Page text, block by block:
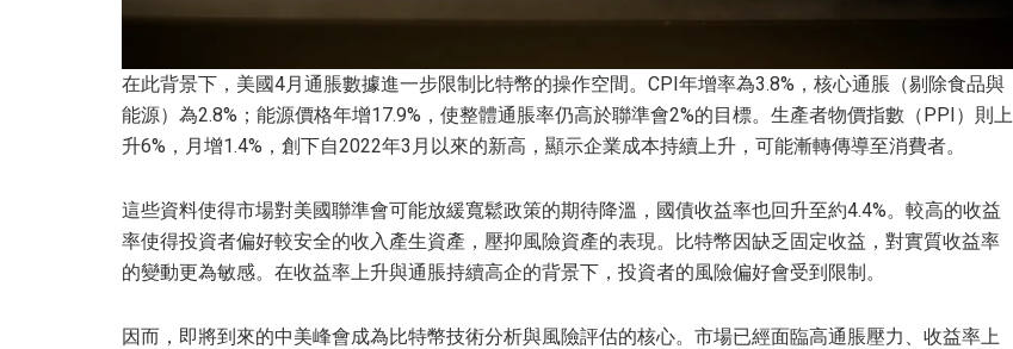
在此背景下，美國4月通脹數據進一步限制比特幣的操作空間。CPI年增率為3.8%，核心通脹（剔除食品與
能源）為2.8%；能源價格年增17.9%，使整體通脹率仍高於聯準會2%的目標。生產者物價指數（PPI）則上
升6%，月增1.4%，創下自2022年3月以來的新高，顯示企業成本持續上升，可能漸轉傳導至消費者。
這些資料使得市場對美國聯準會可能放緩寬鬆政策的期待降溫，國債收益率也回升至約4.4%。較高的收益
率使得投資者偏好較安全的收入產生資產，壓抑風險資產的表現。比特幣因缺乏固定收益，對實質收益率
的變動更為敏感。在收益率上升與通脹持續高企的背景下，投資者的風險偏好會受到限制。
因而，即將到來的中美峰會成為比特幣技術分析與風險評估的核心。市場已經面臨高通脹壓力、收益率上